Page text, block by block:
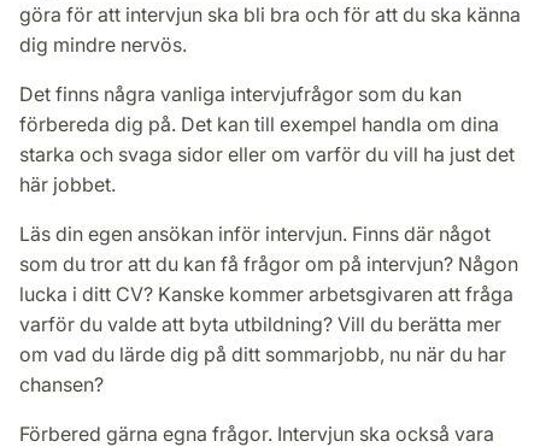
göra för att intervjun ska bli bra och för att du ska känna
dig mindre nervös.
Det finns några vanliga intervjufrågor som du kan
förbereda dig på. Det kan till exempel handla om dina
starka och svaga sidor eller om varför du vill ha just det
här jobbet.
Läs din egen ansökan inför intervjun. Finns där något
som du tror att du kan få frågor om på intervjun? Någon
lucka i ditt CV? Kanske kommer arbetsgivaren att fråga
varför du valde att byta utbildning? Vill du berätta mer
om vad du lärde dig på ditt sommarjobb, nu när du har
chansen?
Förbered gärna egna frågor. Intervjun ska också vara